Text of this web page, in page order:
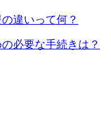
違いって何？
必要な手続きは？